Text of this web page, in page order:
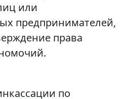
или
предпринимателей,
права
по